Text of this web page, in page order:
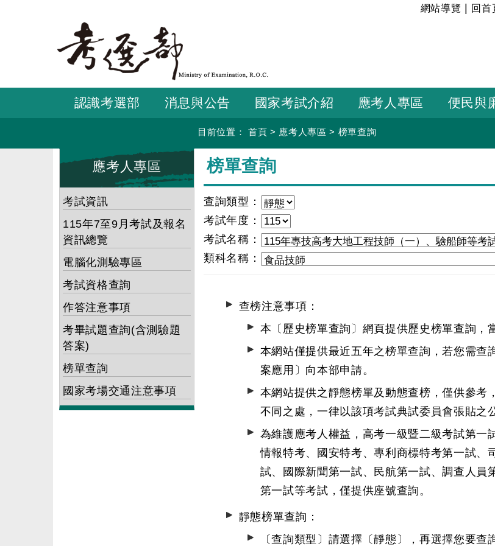
要
容
:::
網站導覽 回首
認識考選部 消息與公告 國家考試介紹 應考人專區 便民與
目前位置： 首頁 > 應考人專區 > 榜單查詢
應考人專區
考試資訊
115年7至9月考試及報名
資訊總覽
電腦化測驗專區
考試資格查詢
作答注意事項
考畢試題查詢(含測驗題
答案)
榜單查詢
國家考場交通注意事項
:::
榜單查詢
查詢類型：
考試年度：
考試名稱：
類科名稱：
查榜注意事項：
本〔歷史榜單查詢〕網頁提供歷史榜單查詢，
本網站僅提供最近五年之榜單查詢，若您需
案應用〕 向本部申請。
本網站提供之靜態榜單及動態查榜，僅供參
不同之處，一律以該項考試典試委員會張貼之
為維護應考人權益，高考一級暨二級考試第一
情報特考、國安特考、專利商標特考第一試、
試、國際新聞第一試、民航第一試、調查人員
第一試等考試，僅提供座號查詢。
靜態榜單查詢：
〔查詢類型〕請選擇〔靜態〕，再選擇您要查